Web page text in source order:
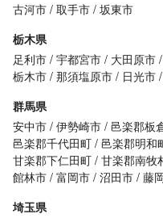
古河市 取手市 坂東市
栃木県
足利市 宇都宮市 大田原市
栃木市 那須塩原市 日光市
群馬県
安中市 伊勢崎市 邑楽郡板
邑楽郡千代田町 邑楽郡明和
甘楽郡下仁田町 甘楽郡南牧
館林市 富岡市 沼田市 藤
埼玉県